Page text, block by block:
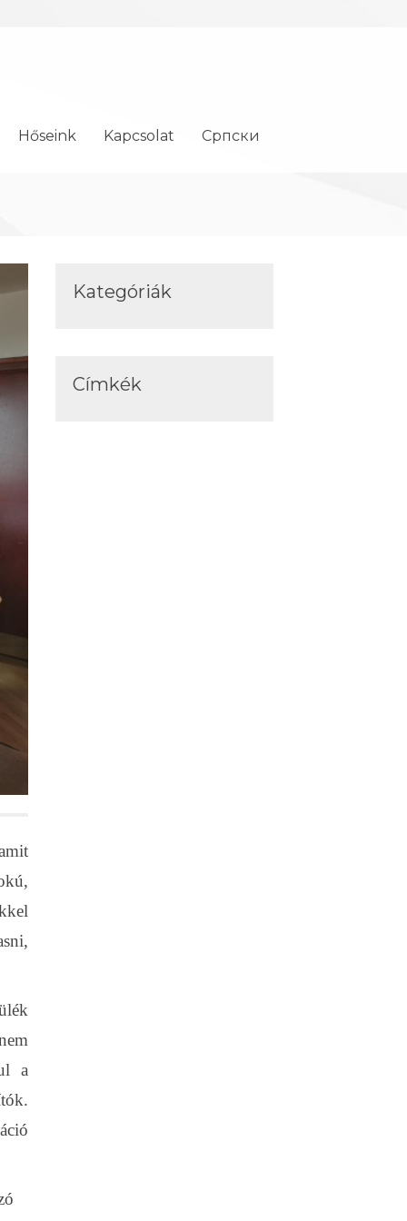
Hőseink Kapcsolat Cрпски
a
Kategóriák
Címkék